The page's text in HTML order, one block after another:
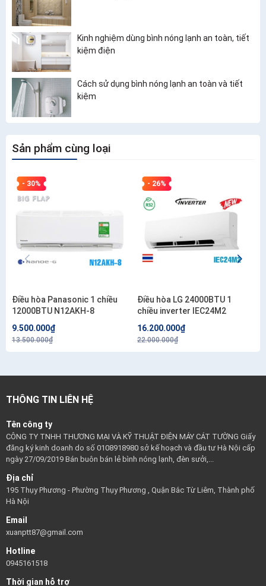
Kinh nghiệm dùng bình nóng lạnh an toàn, tiết
kiệm điện
Cách sử dụng bình nóng lạnh an toàn và tiết
kiệm
Sản phẩm cùng loại
- 30%
Điều hòa Panasonic 1 chiều
12000BTU N12AKH-8
9.500.000₫
13.500.000₫
- 26%
Điều hòa LG 24000BTU 1
chiều inverter IEC24M2
16.200.000₫
22.000.000₫
THÔNG TIN LIÊN HỆ
Tên công ty
CÔNG TY TNHH THƯƠNG MẠI VÀ KỸ THUẬT ĐIỆN MÁY CÁT TƯỜNG Giấy
đăng ký kinh doanh do số 0108918980 sở kế hoạch và đầu tư Hà Nội cấp
ngày 27/09/2019 Bán buôn bán lẻ bình nóng lạnh, đèn sưởi,...
Địa chỉ
195 Thụy Phương - Phường Thụy Phương , Quận Bắc Từ Liêm, Thành phố
Hà Nội
Email
xuanptt87@gmail.com
Hotline
0945161518
Thời gian hỗ trợ